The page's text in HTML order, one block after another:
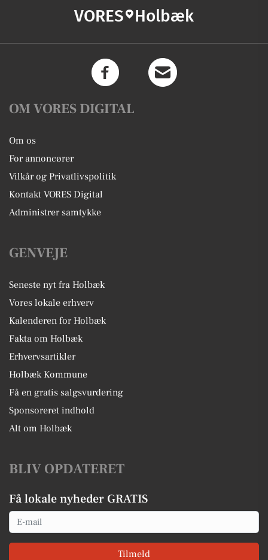
VORES Holbæk
OM VORES DIGITAL
Om os
For annoncører
Vilkår og Privatlivspolitik
Kontakt VORES Digital
Administrer samtykke
GENVEJE
Seneste nyt fra Holbæk
Vores lokale erhverv
Kalenderen for Holbæk
Fakta om Holbæk
Erhvervsartikler
Holbæk Kommune
Få en gratis salgsvurdering
Sponsoreret indhold
Alt om Holbæk
BLIV OPDATERET
Få lokale nyheder GRATIS
Email
Tilmeld